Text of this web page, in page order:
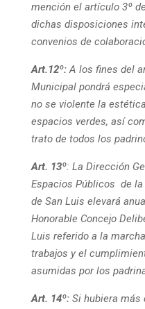
mención el artículo 3º
dichas disposiciones
convenios de
Art.12º: A los fines del
Municipal pondrá
no se violente la
espacios verdes, así
trato de todos los
Art. 13º: La Dirección
Espacios Públicos de
de San Luis elevará
Honorable Concejo
Luis referido a la
trabajos y el
asumidas por los
Art. 14º: Si hubiera más